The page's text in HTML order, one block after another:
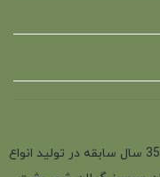
فروشگاه سیاکُر فروش لباس زنانه با بیش از 35 سال سابقه در تولید انواع